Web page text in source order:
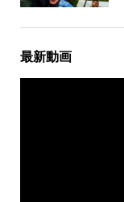
最新動画